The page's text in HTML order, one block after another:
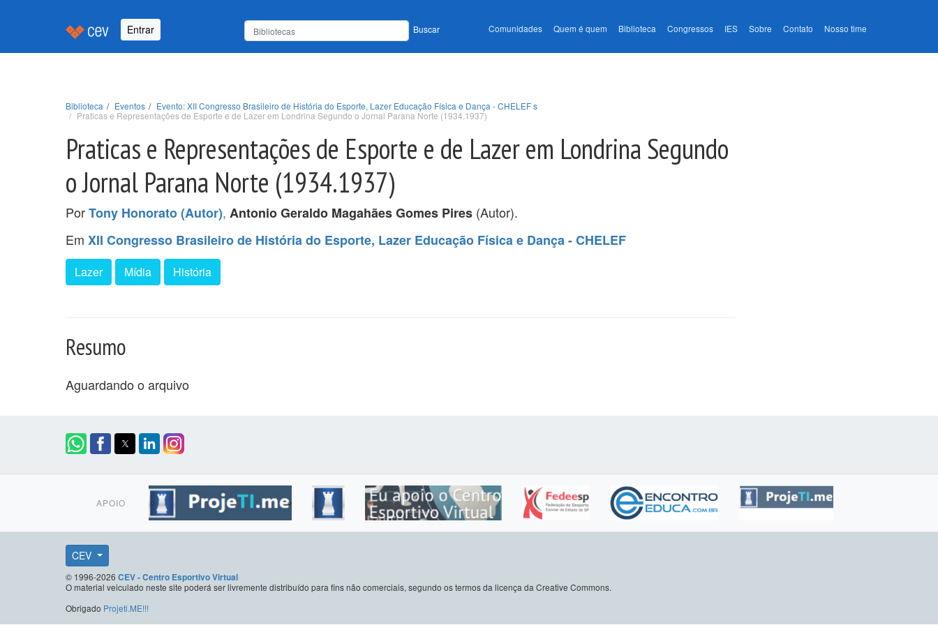
Entrar Buscar Comunidades Quem é quem Biblioteca Congressos IES Sobre Contato Nosso time
Biblioteca Eventos
Evento: XII Congresso Brasileiro de História do Esporte, Lazer Educação Física e Dança - CHELEF s
Praticas e Representações de Esporte e de Lazer em Londrina Segundo o Jornal Parana Norte (1934.1937)
Praticas e Representações de Esporte e de Lazer em Londrina Segundo
o Jornal Parana Norte (1934.1937)
PorTony Honorato (Autor), Antonio Geraldo Magahães Gomes Pires (Autor).
Em XII Congresso Brasileiro de História do Esporte, Lazer Educação Física e Dança - CHELEF
Lazer Mídia História
Resumo
Aguardando o arquivo
APOIO
CEV
© 1996-2026 CEV - Centro Esportivo Virtual
O material veiculado neste site poderá ser livremente distribuído para fins não comerciais, segundo os termos da licença da Creative Commons.
Obrigado Projeti.ME!!!